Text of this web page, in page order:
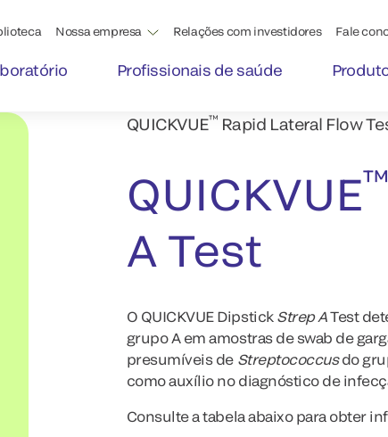
Nossa empresa Relações com investidores Fale
Profissionais de saúde
QUICKVUE™ Rapid Lateral Flow
QUICKVUE™
A Test
O QUICKVUE Dipstick Strep ATest
grupo A em amostras de swab de
presumíveis de Streptococcusdo
como auxílio no diagnóstico de
Consulte a tabela abaixo para obter